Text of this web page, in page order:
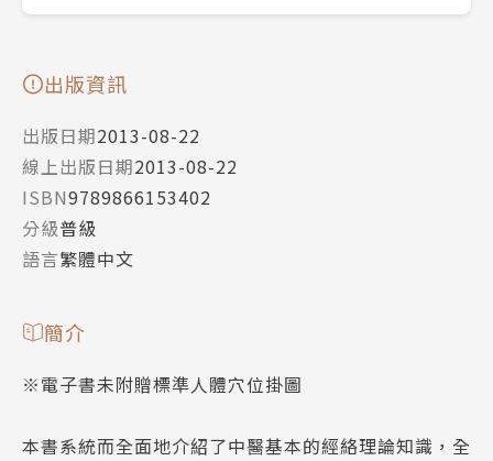
出版資訊
出版日期2013-08-22
線上出版日期2013-08-22
ISBN9789866153402
分級普級
語言繁體中文
簡介
※電子書未附贈標準人體穴位掛圖
本書系統而全面地介紹了中醫基本的經絡理論知識，全